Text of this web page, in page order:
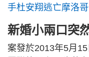
手杜安翔逃亡摩洛
新婚小兩口突
案發於2013年5月